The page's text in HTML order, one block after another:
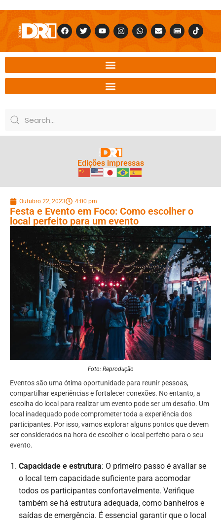
Edições impressas
Outubro 22, 2023 4:00 pm
Festa e Evento em Foco: Como escolher o
local perfeito para um evento
Foto: Reprodução
Eventos são uma ótima oportunidade para reunir pessoas,
compartilhar experiências e fortalecer conexões. No entanto, a
escolha do local para realizar um evento pode ser um desafio. Um
local inadequado pode comprometer toda a experiência dos
participantes. Por isso, vamos explorar alguns pontos que devem
ser considerados na hora de escolher o local perfeito para o seu
evento.
Capacidade e estrutura: O primeiro passo é avaliar se
o local tem capacidade suficiente para acomodar
todos os participantes confortavelmente. Verifique
também se há estrutura adequada, como banheiros e
saídas de emergência. É essencial garantir que o local